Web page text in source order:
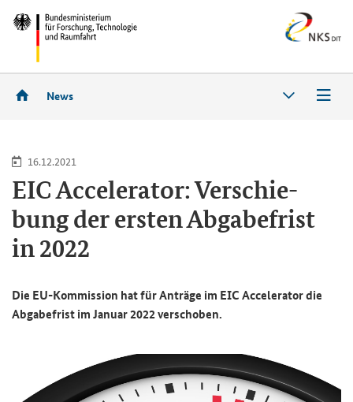
News
16.12.2021
EICAccelerator: Ver­schie­
bung der ers­ten Ab­ga­be­frist
in 2022
Die EU-​Kommission hat für An­trä­ge im EICAcceleratordie
Ab­ga­be­frist im Ja­nu­ar 2022 ver­scho­ben.